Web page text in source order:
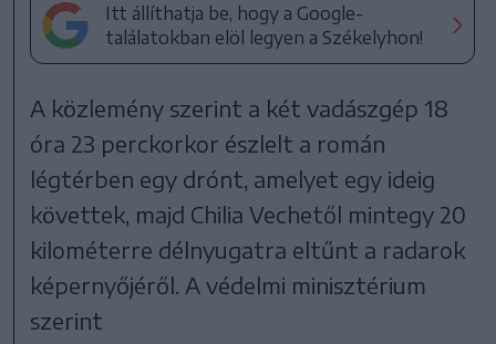
Itt állíthatja be, hogy a Google-
találatokban elöl legyen a Székelyhon!
A közlemény szerint a két vadászgép 18
óra 23 perckorkor észlelt a román
légtérben egy drónt, amelyet egy ideig
követtek, majd Chilia Vechetől mintegy 20
kilométerre délnyugatra eltűnt a radarok
képernyőjéről. A védelmi minisztérium
szerint